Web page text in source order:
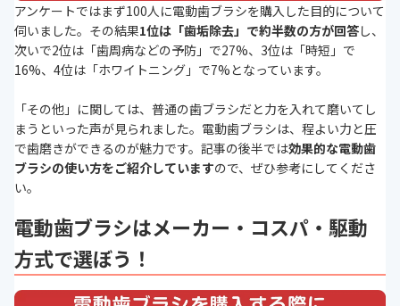
アンケートではまず100人に電動歯ブラシを購入した目的について
伺いました。その結果1位は「歯垢除去」で約半数の方が回答し、
次いで2位は「歯周病などの予防」で27%、3位は「時短」で
16%、4位は「ホワイトニング」で7%となっています。
「その他」に関しては、普通の歯ブラシだと力を入れて磨いてし
まうといった声が見られました。電動歯ブラシは、程よい力と圧
で歯磨きができるのが魅力です。記事の後半では効果的な電動歯
ブラシの使い方をご紹介していますので、ぜひ参考にしてくださ
い。
電動歯ブラシはメーカー・コスパ・駆動
方式で選ぼう！